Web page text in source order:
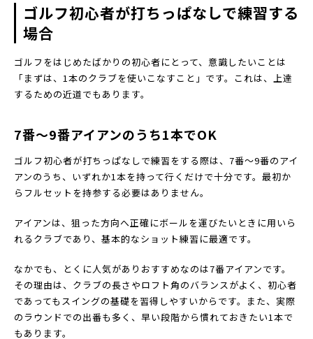
ゴルフ初心者が打ちっぱなしで練習する
場合
ゴルフをはじめたばかりの初心者にとって、意識したいことは
「まずは、1本のクラブを使いこなすこと」です。これは、上達
するための近道でもあります。
7番～9番アイアンのうち1本でOK
ゴルフ初心者が打ちっぱなしで練習をする際は、7番〜9番のアイ
アンのうち、いずれか1本を持って行くだけで十分です。最初か
らフルセットを持参する必要はありません。
アイアンは、狙った方向へ正確にボールを運びたいときに用いら
れるクラブであり、基本的なショット練習に最適です。
なかでも、とくに人気がありおすすめなのは7番アイアンです。
その理由は、クラブの長さやロフト角のバランスがよく、初心者
であってもスイングの基礎を習得しやすいからです。また、実際
のラウンドでの出番も多く、早い段階から慣れておきたい1本で
もあります。